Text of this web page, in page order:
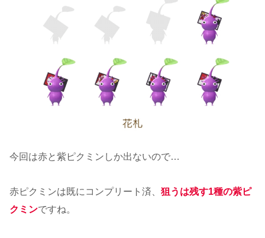
今回は赤と紫ピクミンしか出ないので…
赤ピクミンは既にコンプリート済、 狙うは残す1種の紫ピ
クミンですね。